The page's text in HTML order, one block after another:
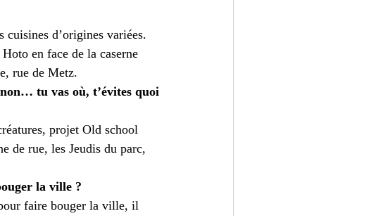
cuisines d’origines variées.
en face de la caserne
rue de Metz.
tu vas où, t’évites quoi
projet Old school
de rue, les Jeudis du parc,
la ville ?
faire bouger la ville, il